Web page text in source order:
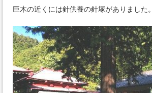
巨木の近くには針供養の針塚がありました。